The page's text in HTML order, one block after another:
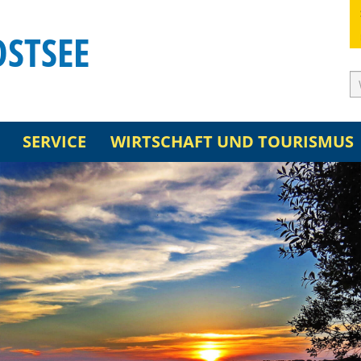
SERVICE WIRTSCHAFT UND TOURISMUS